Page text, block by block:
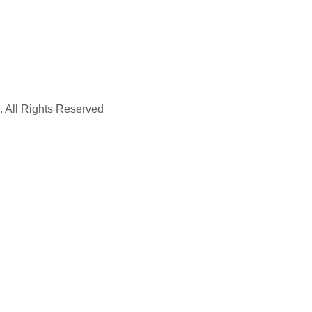
All Rights Reserved